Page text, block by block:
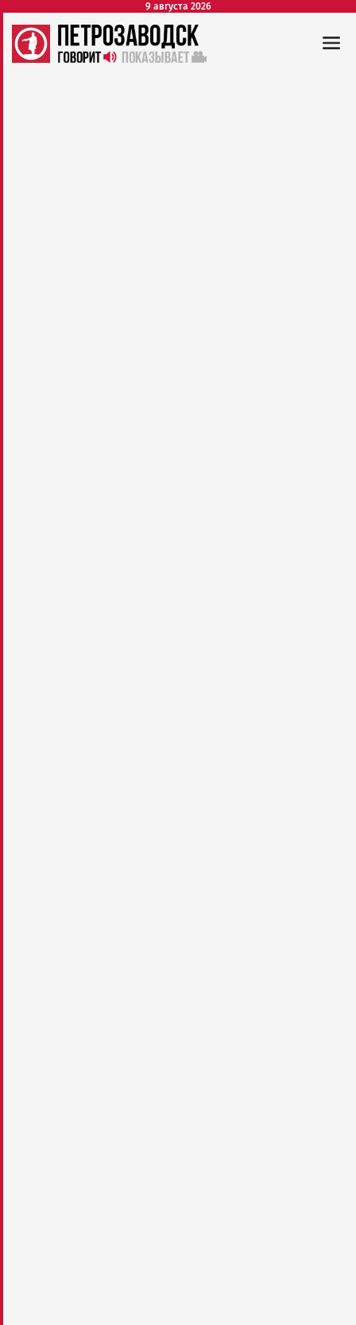
9 августа 2026